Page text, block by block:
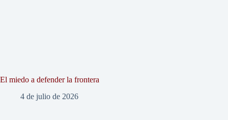
El miedo a defender la frontera
4 de julio de 2026